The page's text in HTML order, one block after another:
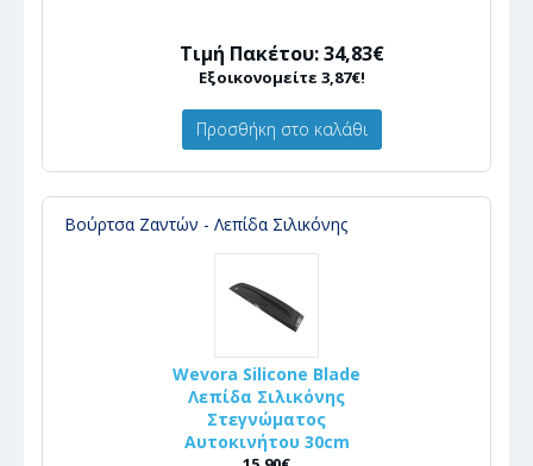
Τιμή Πακέτου: 34,83€
Εξοικονομείτε 3,87€!
Προσθήκη στο καλάθι
Βούρτσα Ζαντών - Λεπίδα Σιλικόνης
Wevora Silicone Blade
Λεπίδα Σιλικόνης
Στεγνώματος
Αυτοκινήτου 30cm